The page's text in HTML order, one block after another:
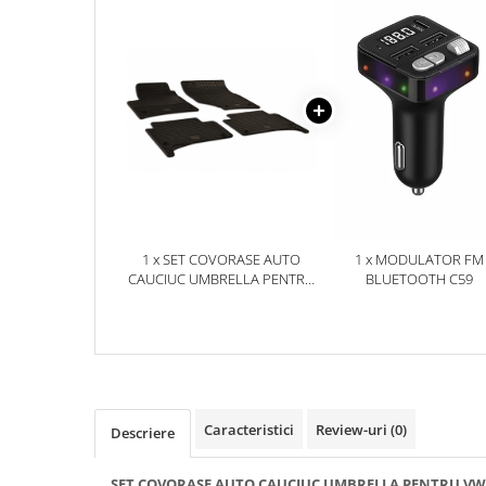
Piese Caroserie
Amortizoare Capota
1 x SET COVORASE AUTO
CAUCIUC UMBRELLA PENTRU
1 x MODULATOR FM
BLUETOOTH C59
Descriere Caracteristici Review-uri (0)